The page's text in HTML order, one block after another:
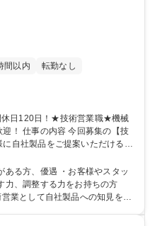
間以内
転勤なし
の【技
自社製品をご提案いただける人
食品メーカー・廃
自社製品の原価積算、見積営業
および改造変更の見積営業 ・お
、試運転立会 ★営業担当個人へ
る方、優遇 ・お客様やスタッ
力、調整する力をお持ちの方
業として自社製品への知見を深